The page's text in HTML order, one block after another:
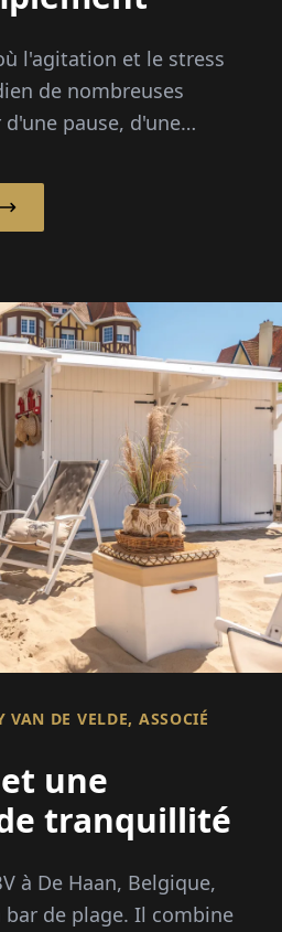
l'agitation et le stress
de nombreuses
pause, d'une
VAN DE VELDE, ASSOCIÉ
une
tranquillité
à De Haan, Belgique,
de plage. Il combine